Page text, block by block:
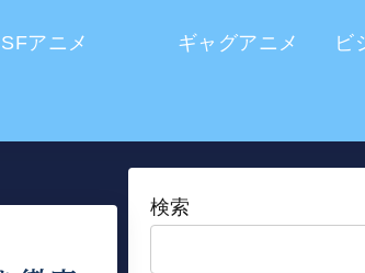
SFアニメ ギャグアニメ
検索